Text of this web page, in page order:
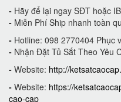
- Hãy để lại ngay SĐT hoặc
- Miễn Phí Ship nhanh toàn
- Hotline: 098 2770404 Phục
- Nhận Đặt Tủ Sắt Theo Yêu
- Website: http://
- Website: https://
cao-cap